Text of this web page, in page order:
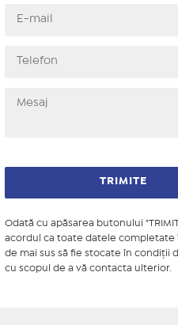
Odată cu apăsarea butonului
acordul ca toate datele completate
de mai sus să fie stocate în condiţii
cu scopul de a vă contacta ulterior.